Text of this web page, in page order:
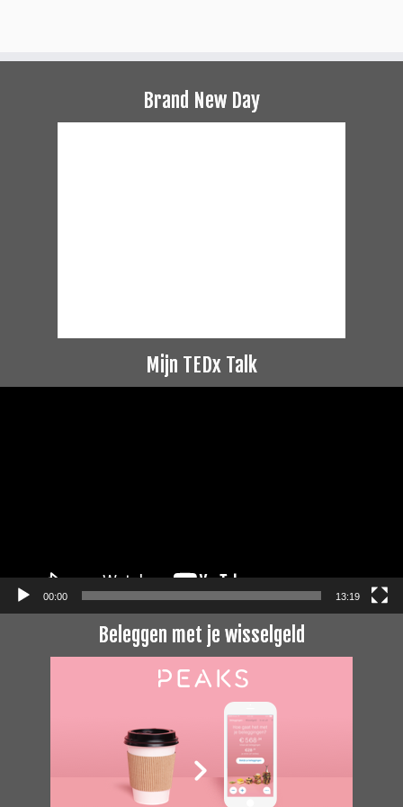
Brand New Day
Mijn TEDx Talk
00:00 13:19
Beleggen met je wisselgeld